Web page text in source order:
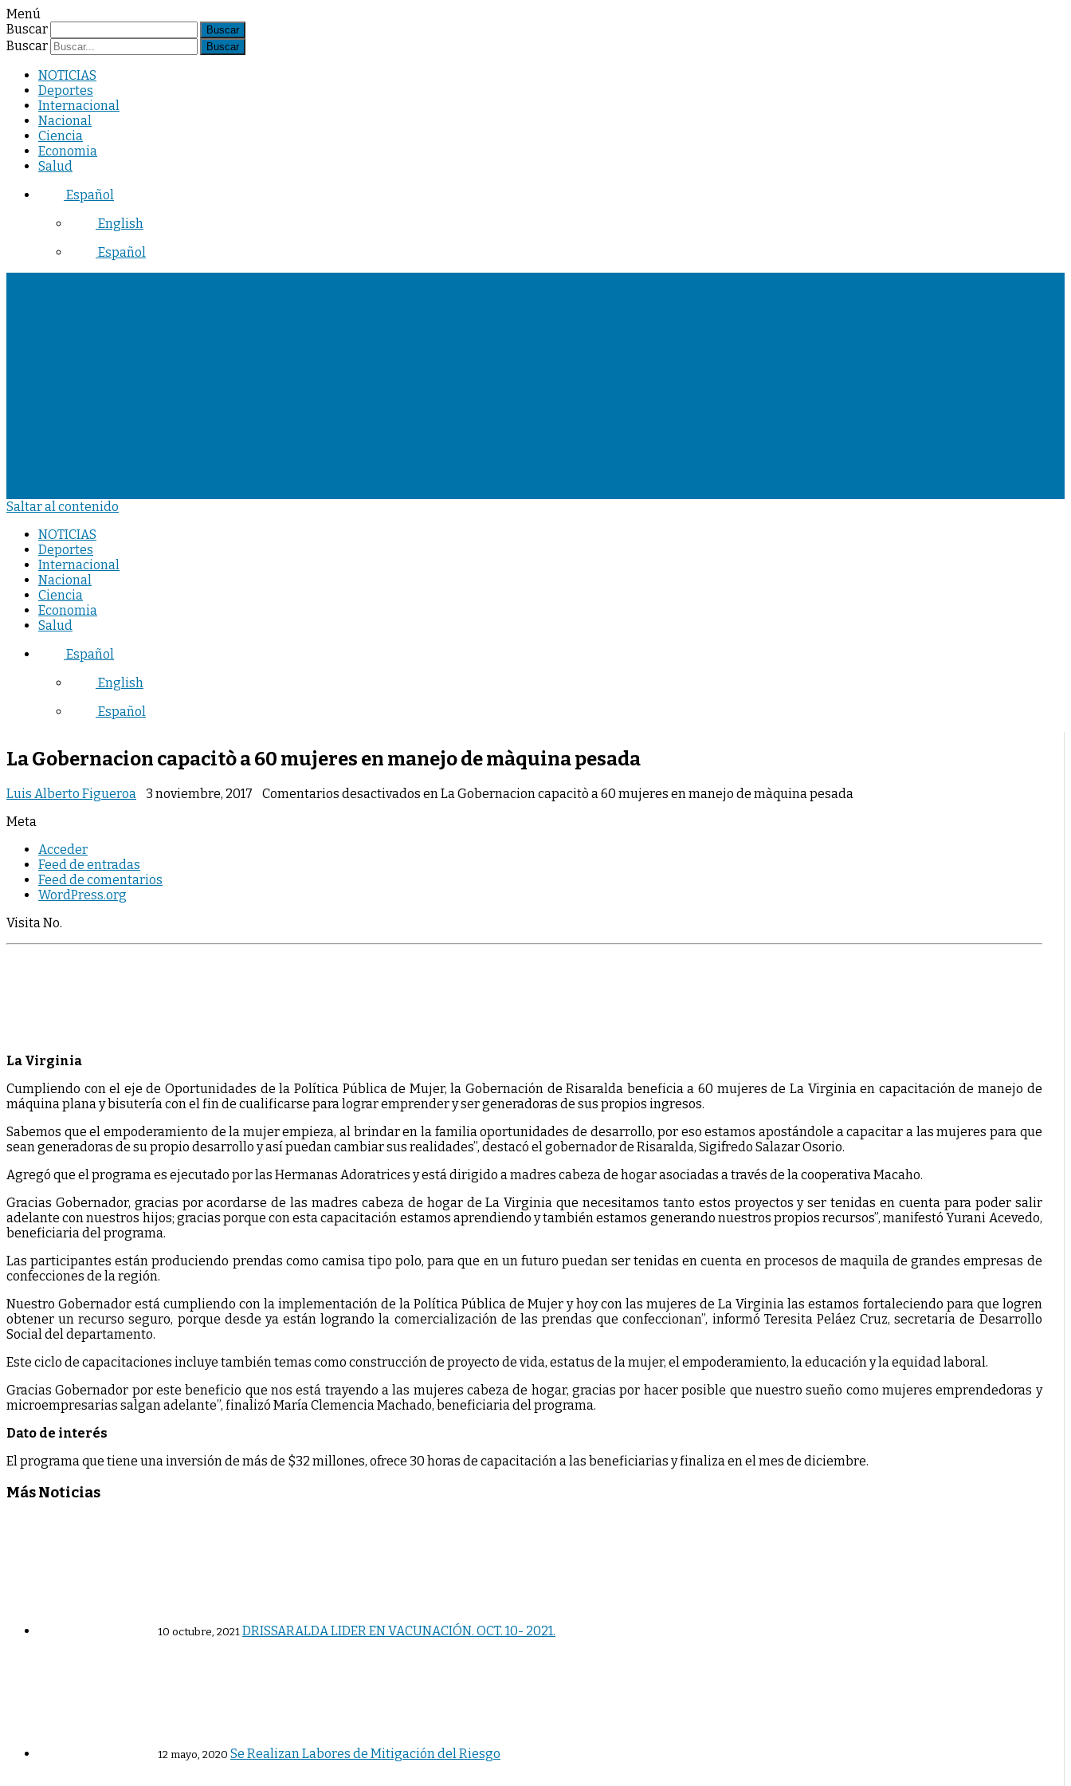
Menú
Buscar
Buscar
NOTICIAS
Deportes
Internacional
Nacional
Ciencia
Economia
Salud
Español
English
Español
Saltar al contenido
NOTICIAS
Deportes
Internacional
Nacional
Ciencia
Economia
Salud
Español
English
Español
La Gobernacion capacitò a 60 mujeres en manejo de màquina pesada
Luis Alberto Figueroa 3 noviembre, 2017 Comentarios desactivados en La Gobernacion capacitò a 60 mujeres en manejo de màquina pesada
Meta
Acceder
Feed de entradas
Feed de comentarios
WordPress.org
Visita No.
La Virginia
Cumpliendo con el eje de Oportunidades de la Política Pública de Mujer, la Gobernación de Risaralda beneficia a 60 mujeres de La Virginia en capacitación de manejo de
máquina plana y bisutería con el fin de cualificarse para lograr emprender y ser generadoras de sus propios ingresos.
Sabemos que el empoderamiento de la mujer empieza, al brindar en la familia oportunidades de desarrollo, por eso estamos apostándole a capacitar a las mujeres para que
sean generadoras de su propio desarrollo y así puedan cambiar sus realidades”, destacó el gobernador de Risaralda, Sigifredo Salazar Osorio.
Agregó que el programa es ejecutado por las Hermanas Adoratrices y está dirigido a madres cabeza de hogar asociadas a través de la cooperativa Macaho.
Gracias Gobernador, gracias por acordarse de las madres cabeza de hogar de La Virginia que necesitamos tanto estos proyectos y ser tenidas en cuenta para poder salir
adelante con nuestros hijos; gracias porque con esta capacitación estamos aprendiendo y también estamos generando nuestros propios recursos”, manifestó Yurani Acevedo,
beneficiaria del programa.
Las participantes están produciendo prendas como camisa tipo polo, para que en un futuro puedan ser tenidas en cuenta en procesos de maquila de grandes empresas de
confecciones de la región.
Nuestro Gobernador está cumpliendo con la implementación de la Política Pública de Mujer y hoy con las mujeres de La Virginia las estamos fortaleciendo para que logren
obtener un recurso seguro, porque desde ya están logrando la comercialización de las prendas que confeccionan”, informó Teresita Peláez Cruz, secretaria de Desarrollo
Social del departamento.
Este ciclo de capacitaciones incluye también temas como construcción de proyecto de vida, estatus de la mujer, el empoderamiento, la educación y la equidad laboral.
Gracias Gobernador por este beneficio que nos está trayendo a las mujeres cabeza de hogar, gracias por hacer posible que nuestro sueño como mujeres emprendedoras y
microempresarias salgan adelante”, finalizó María Clemencia Machado, beneficiaria del programa.
Dato de interés
El programa que tiene una inversión de más de $32 millones, ofrece 30 horas de capacitación a las beneficiarias y finaliza en el mes de diciembre.
Más Noticias
10 octubre, 2021DRISSARALDA LIDER EN VACUNACIÓN. OCT. 10- 2021.
12 mayo, 2020 Se Realizan Labores de Mitigación del Riesgo